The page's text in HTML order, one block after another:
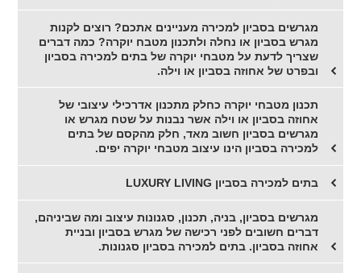
מגרשים בסביון למכירה מעניינים אתכם? רוצים לקנות
מגרש בסביון או נחלה ולתכנון מטבח יוקרה? כמה דברים
שצריך לדעת על מטבחי יוקרה של בתים למכירה בסביון
ובפרט של אחוזה בסביון או וילה.
תכנון מטבחי יוקרה כחלק מתכנון אדרכילי עיצובי של
אחוזה בסביון או וילה אשר נבנות על שטח מגרש או
מגרשים בסביון חשוב מאד, חלק מהקסם של בתים
למכירה בסביון הינו עיצוב מטבחי יוקרה יפים.
בתים למכירה בסביון LUXURY LIVING
מגרשים בסביון, בניה, תכנון, סגנונות עיצוב ומה שביניהם,
דברים חשובים לפני רכישה של מגרש בסביון ובניית
אחוזה בסביון. בתים למכירה בסביון סגנונות.